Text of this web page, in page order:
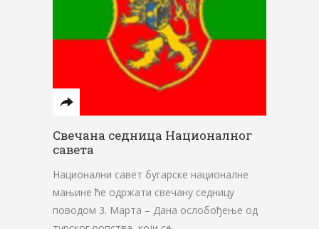
Свечана седница Националног
савета
Национални савет бугарске националне
мањине ће одржати свечану седницу
поводом 3. Марта – Дана ослобођење од